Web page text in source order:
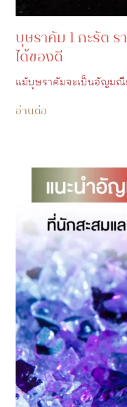
บุษราคัม 1 กะรัต ร
ได้ของดี
แม้บุษราคัมจะเป็นอัญม
อ่านต่อ